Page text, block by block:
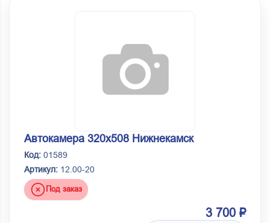
Автокамера 320х508 Нижнекамск
Код: 01589
Артикул: 12.00-20
Под заказ
3 700 ₽